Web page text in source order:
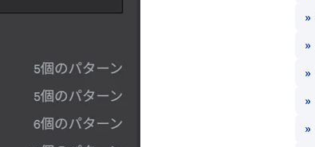
»
»
»
»
»